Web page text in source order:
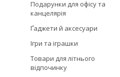
Подарунки для офісу та
канцелярія
Ґаджети й аксесуари
Ігри та іграшки
Товари для літнього
відпочинку